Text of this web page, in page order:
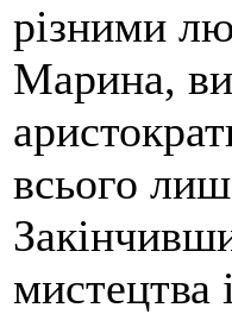
різними
Марина,
всього
мистецтва